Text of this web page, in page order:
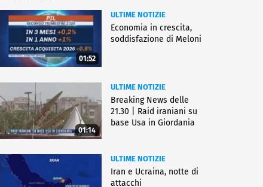
01:52
ULTIME NOTIZIE
Economia in crescita,
soddisfazione di Meloni
01:14
ULTIME NOTIZIE
Breaking News delle
21.30 | Raid iraniani su
base Usa in Giordania
ULTIME NOTIZIE
Iran e Ucraina, notte di
attacchi